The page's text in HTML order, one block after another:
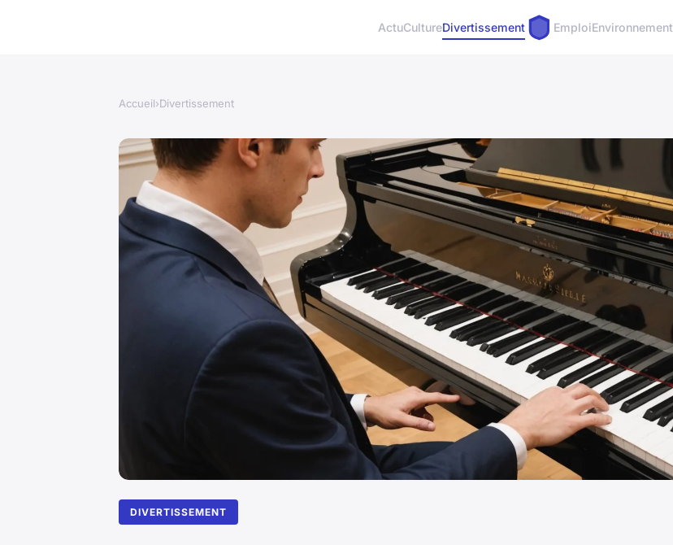
ActuCultureDivertissement EmploiEnvironnement
Accueil›Divertissement
DIVERTISSEMENT